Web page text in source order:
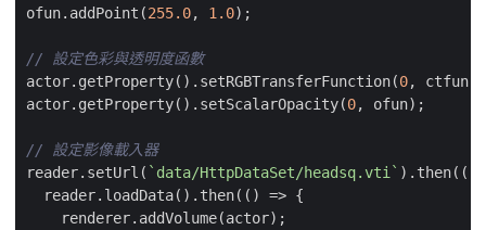
ofun. addPoint (255.0, 1.0);
actor. getProperty(). setRGBTransferFunction(0, ctfun
actor. getProperty(). setScalarOpacity(0, ofun);
reader. setUrl ( `data/HttpDataSet/headsq.vti` ). then(()
reader. loadData(). then(() => {
renderer. addVolume(actor);